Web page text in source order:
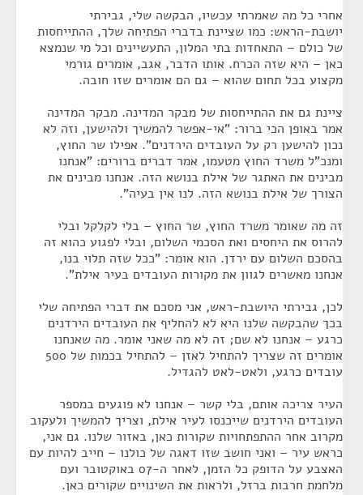
אחרי כל מה שאמרתי עכשיו, הבקשה שלי, גבירתי
יושבת-הראש: כמו שציינת בדברי הפתיחה שלך, ההתייחסות
של כולם – התאחדות בתי המלון, התעשיינים וכל מי שנמצא
כאן – היא שזה הכרח. אותו הדבר, אגב, אומרים גורמי
מקצוע בכל תחום שהוא – גם הם אומרים שזו חובה.
ציינת גם את ההתייחסות של מבקר המדינה. מבקר המדינה
אמר באופן הכי ברור: "אי-אפשר להמשיך ולהישען, וזה לא
נכון להישען רק על העובדים הירדנים". אפילו שר החוץ,
ומנכ"ל משרד החוץ מטעמו, אמר דברים ברורים: "אנחנו
מבינים את האתגר של אילת בנושא הזה. אנחנו מבינים את
הצורך של אילת בנושא הזה. לנו אין בעיה".
זה מה שאומר משרד החוץ, שר החוץ – בלי לקלקל ובלי
להרוס את היחסים ואת הסכמי השלום, ובלי לפגוע כהוא זה
בהסכם השלום עם ירדן. הוא אומר: "ככל שזה תלוי בנו,
אנחנו מאשרים לגוון את מקורות העובדים בעיר אילת".
לכן, גבירתי היושבת-ראש, אני מסכם את דברי הפתיחה שלי
בכך שהבקשה שלנו היא לא להחליף את העובדים הירדנים
כרגע – אנחנו לא שם; זה לא מה שאני אומר. מה שאנחנו
אומרים זה שצריך להתחיל לאזן – להתחיל בכמות של 500
עובדים כרגע, ולאט-לאט להגדיל.
העיר צריכה אותם, בלי קשר – אנחנו לא פוגעים במספר
העובדים הירדנים שייכנסו לעיר אילת, וצריך להמשיך ולעקוב
מקרוב אחר ההתפתחויות שקורות כאן, באזור שלנו. גם אני,
כראש עיר – ואני חושב שזו דאגה של כולנו – חייב להיות עם
האצבע על הדופק כל הזמן, לאחר ה-07 באוקטובר ועם
מלחמת חרבות ברזל, ולראות את השינויים שקורים כאן.